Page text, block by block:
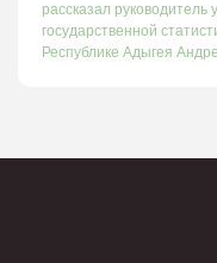
рассказал
государственной
Республике Адыгея